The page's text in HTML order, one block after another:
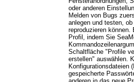
oder anderen
Melden von Bugs
anlegen und testen,
reproduzieren
Profil, indem Sie
Schaltfläche "Profile
erstellen" auswählen.
Konfigurationsdateien
gespeicherte